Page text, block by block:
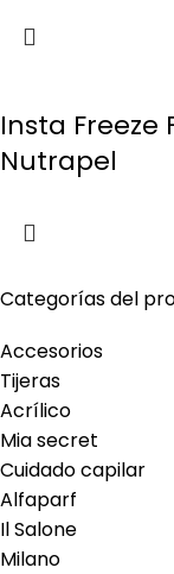
Categorías del
Accesorios
Tijeras
Acrílico
Mia secret
Cuidado capilar
Alfaparf
Il Salone
Milano
Insta Freeze
Nutrapel